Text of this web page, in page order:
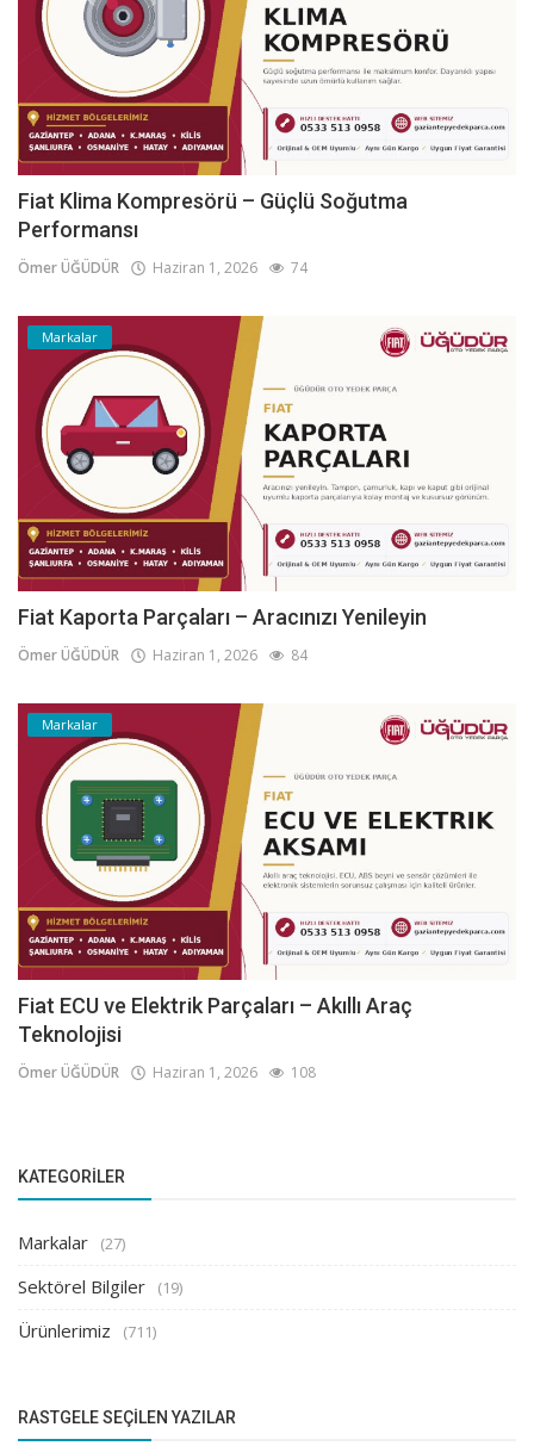
Fiat Klima Kompresörü – Güçlü Soğutma
Performansı
Ömer ÜĞÜDÜR Haziran 1, 2026 74
Markalar
Fiat Kaporta Parçaları – Aracınızı Yenileyin
Ömer ÜĞÜDÜR Haziran 1, 2026 84
Markalar
Fiat ECU ve Elektrik Parçaları – Akıllı Araç
Teknolojisi
Ömer ÜĞÜDÜR Haziran 1, 2026 108
KATEGORILER
Markalar (27)
Sektörel Bilgiler (19)
Ürünlerimiz (711)
RASTGELE SEÇILEN YAZILAR